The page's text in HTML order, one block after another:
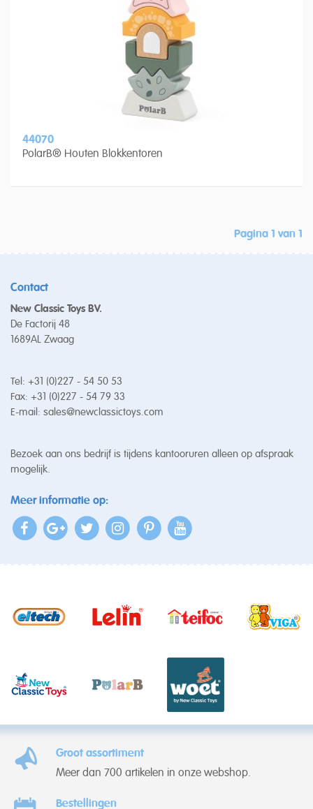
44070
PolarB® Houten Blokkentoren
Pagina 1 van 1
Contact
New Classic Toys BV.
De Factorij 48
1689AL Zwaag
Tel: +31 (0)227 - 54 50 53
Fax: +31 (0)227 - 54 79 33
E-mail: sales@newclassictoys.com
Bezoek aan ons bedrijf is tijdens kantooruren alleen op afspraak
mogelijk.
Meer informatie op:
Groot assortiment
Meer dan 700 artikelen in onze webshop.
Bestellingen